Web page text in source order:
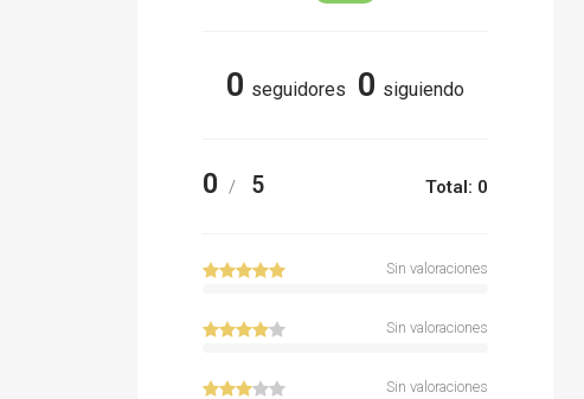
0 seguidores 0 siguiendo
0 / 5 Total: 0
Sin valoraciones
Sin valoraciones
Sin valoraciones